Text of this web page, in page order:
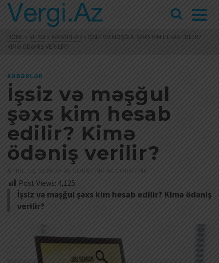
HOME » VERGI » XƏBƏRLƏR » İŞSIZ VƏ MƏŞĞUL ŞƏXS KIM HESAB EDILIR?
KIMƏ ÖDƏNIŞ VERILIR?
XƏBƏRLƏR
İşsiz və məşğul
şəxs kim hesab
edilir? Kimə
ödəniş verilir?
APRIL 13, 2020 BY ACCOUNTING ACCOUNTING
Post Views: 4,125
İşsiz və məşğul şəxs kim hesab edilir? Kimə ödəniş
verilir?